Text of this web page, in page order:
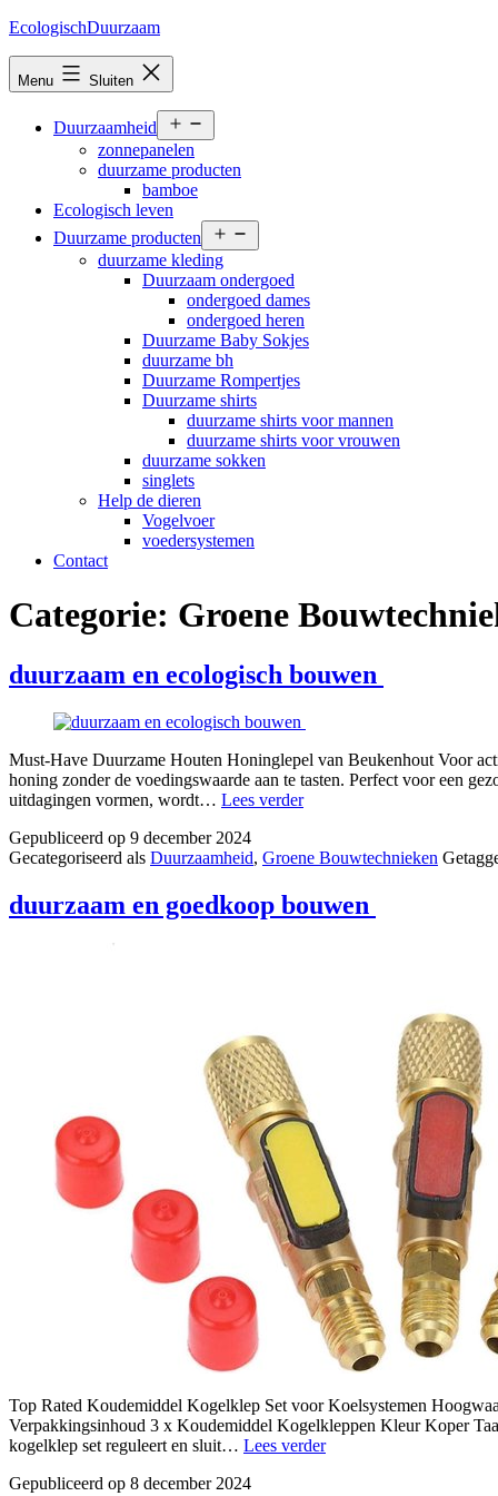
Ga
inhoud
EcologischDuurzaam
Menu Sluiten
Duurzaamheid
menu
zonnepanelen
duurzame producten
bamboe
Ecologisch leven
Duurzame producten
menu
duurzame kleding
Duurzaam ondergoed
ondergoed dames
ondergoed heren
Duurzame Baby Sokjes
duurzame bh
Duurzame Rompertjes
Duurzame shirts
duurzame shirts voor mannen
duurzame shirts voor vrouwen
duurzame sokken
singlets
Help de dieren
Vogelvoer
voedersystemen
Contact
Categorie: Groene
duurzaam en ecologisch bouwen
Must-Have Duurzame Houten Honinglepel van Beukenhout Voor
honing zonder de voedingswaarde aan te tasten. Perfect voor een
uitdagingen vormen, wordt… Lees verderduurzaam
bouwen
Gepubliceerd op 9 december 2024
Gecategoriseerd als Duurzaamheid, Groene Bouwtechnieken
duurzaam en goedkoop bouwen
Top Rated Koudemiddel Kogelklep Set voor Koelsystemen
Verpakkingsinhoud 3 x Koudemiddel Kogelkleppen Kleur Koper
kogelklep set reguleert en sluit… Lees verderduurzaam
Gepubliceerd op 8 december 2024